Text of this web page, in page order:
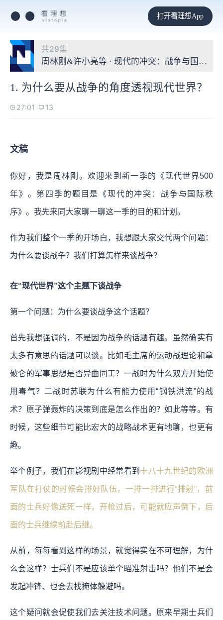
打开看理想App
共29集
周林刚&许小亮等 · 现代的冲突：战争与国际秩
1. 为什么要从战争的角度透视现代世界？
27:01 13
文稿
你好，我是周林刚。欢迎来到新一季的《现代世界500
年》。第四季的题目是《现代的冲突：战争与国际秩
序》。我先来同大家聊一聊这一季的目的和计划。
作为我们整个一季的开场白，我想跟大家交代两个问题：
为什么要谈战争？我们打算怎样来谈战争？
在“现代世界”这个主题下谈战争
第一个问题：为什么要谈战争这个话题？
首先我想强调的，不是因为战争的话题有趣。虽然确实有
太多有意思的话题可以谈。比如毛主席的运动战理论和拿
破仑的军事思想是否异曲同工？一战时为什么双方开始使
用毒气？二战时苏联为什么有能力使用“钢铁洪流”的战
术？原子弹轰炸的决策到底是怎么作出的？如此等等。有
时候，这些细节可能比宏大的战略战术更有地聊，也更有
趣。
举个例子，我们在影视剧中经常看到 十八十九世纪的欧洲
军队在打仗的时候会排好队伍，一排一排进行“排射”，前
面的士兵好像送死一样，开枪过后，可能就应声倒下，后
面的士兵继续前赴后继。
从前，每每看到这样的场景，就觉得实在不可理解，为什
么会这样？士兵们不是应该单个瞄准射击吗？他们不是会
发起冲锋、也会去找掩体躲避吗。
这个疑问就会促使我们去关注技术问题。原来早期士兵们